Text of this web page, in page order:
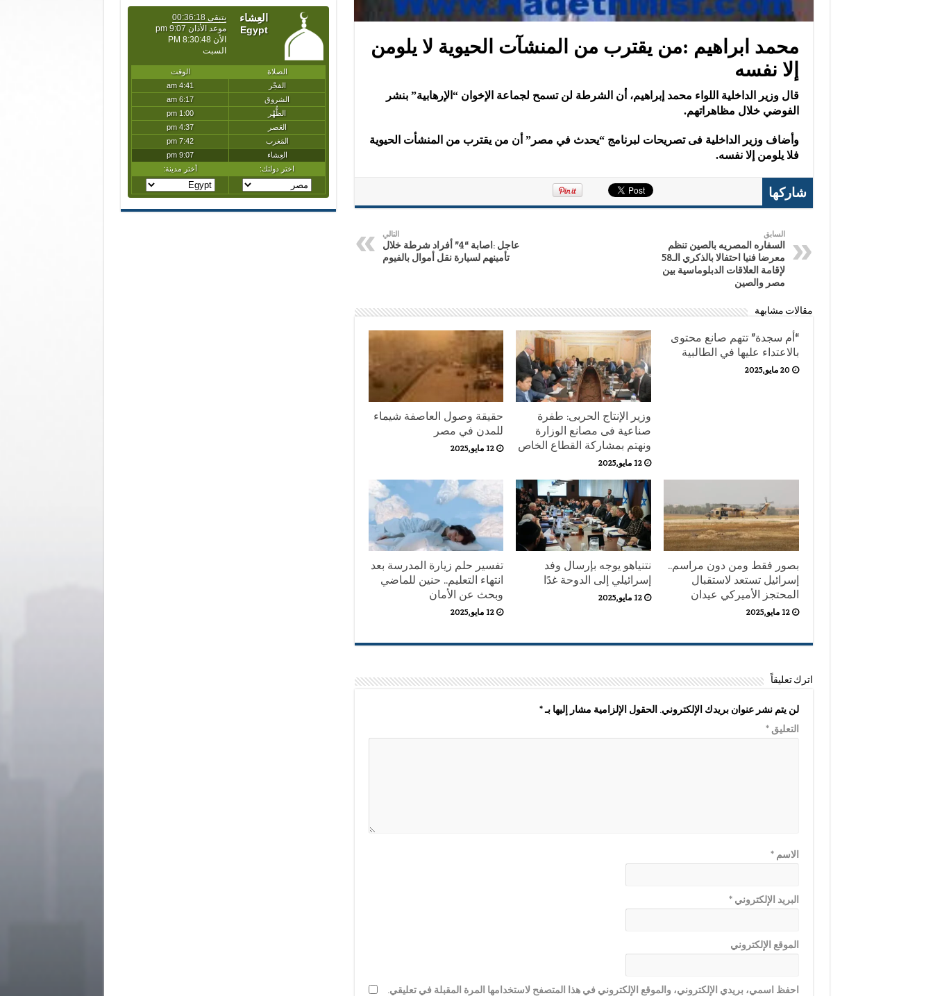
محمد ابراهيم :من يقترب من المنشآت الحيوية لا يلومن
إلا نفسه
قال وزير الداخلية اللواء محمد إبراهيم، أن الشرطة لن تسمح لجماعة الإخوان “الإرهابية” بنشر
الفوضي خلال مظاهراتهم.
وأضاف وزير الداخلية فى تصريحات لبرنامج “يحدث في مصر” أن من يقترب من المنشأت الحيوية
فلا يلومن إلا نفسه.
شاركها
السابق
السفاره المصريه بالصين تنظم
معرضا فنيا احتفالا بالذكري الـ58
لإقامة العلاقات الدبلوماسية بين
مصر والصين
التالي
عاجل :اصابة “4” أفراد شرطة خلال
تأمينهم لسيارة نقل أموال بالفيوم
مقالات مشابهة
“أم سجدة” تتهم صانع محتوى
بالاعتداء عليها في الطالبية
20 مايو,2025
وزير الإنتاج الحربى: طفرة
صناعية فى مصانع الوزارة
ونهتم بمشاركة القطاع الخاص
12 مايو,2025
حقيقة وصول العاصفة شيماء
للمدن في مصر
12 مايو,2025
بصور فقط ومن دون مراسم..
إسرائيل تستعد لاستقبال
المحتجز الأميركي عيدان
12 مايو,2025
نتنياهو يوجه بإرسال وفد
إسرائيلي إلى الدوحة غدًا
12 مايو,2025
تفسير حلم زيارة المدرسة بعد
انتهاء التعليم.. حنين للماضي
وبحث عن الأمان
12 مايو,2025
اترك تعليقاً
لن يتم نشر عنوان بريدك الإلكتروني. الحقول الإلزامية مشار إليها بـ*
التعليق*
الاسم*
البريد الإلكتروني*
الموقع الإلكتروني
احفظ اسمي، بريدي الإلكتروني، والموقع الإلكتروني في هذا المتصفح لاستخدامها المرة المقبلة في تعليقي.